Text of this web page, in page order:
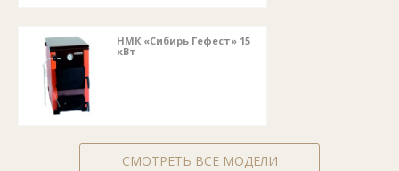
НМК «Сибирь Гефест» 15
кВт
СМОТРЕТЬ ВСЕ МОДЕЛИ